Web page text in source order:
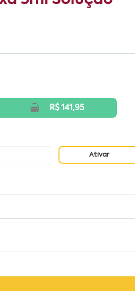
R$ 141,95
Ativar